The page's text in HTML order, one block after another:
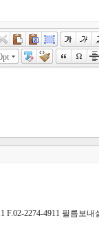
F.02-2274-4911 필름보